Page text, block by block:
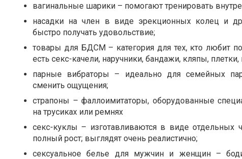
вагинальные шарики – помогают тренировать
насадки на член в виде эрекционных колец и
быстро получать удовольствие;
товары для БДСМ – категория для тех, кто любит
есть секс-качели, наручники, бандажи, кляпы,
парные вибраторы – идеально для семейных
сменить ощущения;
страпоны – фаллоимитаторы, оборудованные
на трусиках или ремнях
секс-куклы – изготавливаются в виде отдельных
полный рост; выглядят очень реалистично;
сексуальное белье для мужчин и женщин –